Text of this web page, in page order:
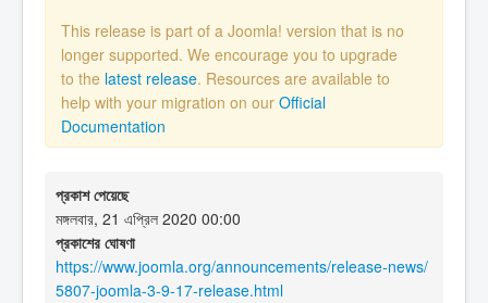
This release is part of a Joomla! version that is no
longer supported. We encourage you to upgrade
to the latest release. Resources are available to
help with your migration on our Official
Documentation
প্রকাশ পেয়েছে
মঙ্গলবার, 21 এপ্রিল 2020 00:00
প্রকাশের ঘোষণা
https://www.joomla.org/announcements/release-news/
5807-joomla-3-9-17-release.html